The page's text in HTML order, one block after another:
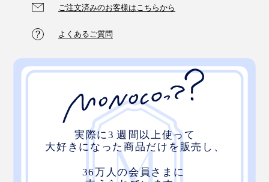
ご注文済みのお客様はこちらから
よくあるご質問